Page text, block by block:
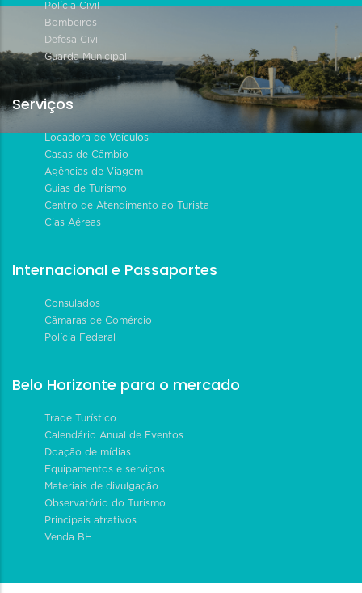
Polícia Civil
Bombeiros
Defesa Civil
Guarda Municipal
Serviços
Locadora de Veículos
Casas de Câmbio
Agências de Viagem
Guias de Turismo
Centro de Atendimento ao Turista
Cias Aéreas
Internacional e Passaportes
Consulados
Câmaras de Comércio
Polícia Federal
Belo Horizonte para o mercado
Trade Turístico
Calendário Anual de Eventos
Doação de mídias
Equipamentos e serviços
Materiais de divulgação
Observatório do Turismo
Principais atrativos
Venda BH